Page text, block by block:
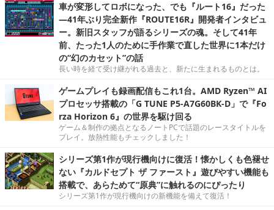
車が変形してロボになった、でも『ルート16』だった
―41年ぶり完全新作『ROUTE16R』開発者インタビュ
ー。新旧スタッフが語るシリーズの魂。そして41年
前、たった1人のために手作業で直した世界に1本だけ
の“幻のカセット”の話
長い時を経て受け継がれる過去と、新たに生まれるものとは。
ゲームプレイも録画配信もこれ1台。AMD Ryzen™ AI
プロセッサ搭載の「G TUNE P5-A7G60BK-D」で『Fo
rza Horizon 6』の世界を駆け回る
ゲーム＆制作の拠点となるノートPCで話題のレースタイトルを
プレイ。放熱性能もチェックしました！
シリーズ第1作が現行機向けに復活！懐かしくも色褪せ
ない『カルドセプト ザ ファースト』遊びやすい機能も
搭載で、あらためて“原典”に触れるのにぴったり
シリーズ第1作が現行機向けの新機能を備えて復活！